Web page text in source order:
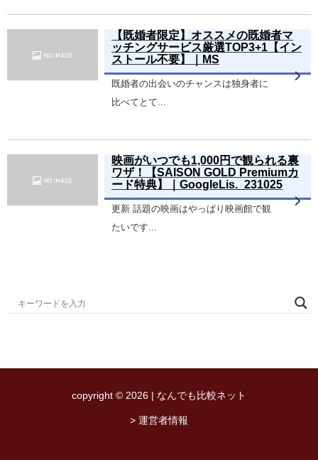
【既婚者限定】オススメの既婚者マ
ッチングサービス厳選TOP3+1【イン
ストール不要】｜MS
既婚者の出会いのチャンスは独身者に
比べてとて...
映画がいつでも1,000円で観られる裏
ワザ！【SAISON GOLD Premiumカ
ード特典】｜GoogleLis._231025
更新 話題の映画はやっぱり映画館で観
たいです...
copyright © 2026 | なんでも比較ネット
> 運営者情報